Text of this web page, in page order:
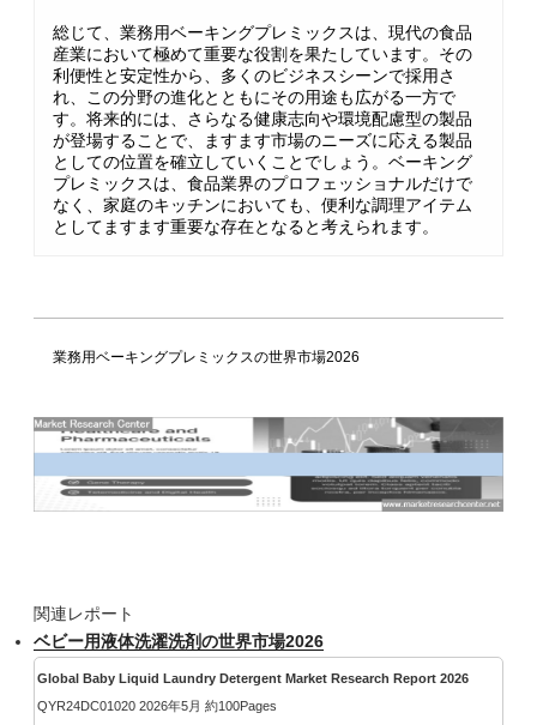
総じて、業務用ベーキングプレミックスは、現代の食品
産業において極めて重要な役割を果たしています。その
利便性と安定性から、多くのビジネスシーンで採用さ
れ、この分野の進化とともにその用途も広がる一方で
す。将来的には、さらなる健康志向や環境配慮型の製品
が登場することで、ますます市場のニーズに応える製品
としての位置を確立していくことでしょう。ベーキング
プレミックスは、食品業界のプロフェッショナルだけで
なく、家庭のキッチンにおいても、便利な調理アイテム
としてますます重要な存在となると考えられます。
業務用ベーキングプレミックスの世界市場2026
関連レポート
ベビー用液体洗濯洗剤の世界市場2026
Global Baby Liquid Laundry Detergent Market Research Report 2026
QYR24DC01020 2026年5月 約100Pages